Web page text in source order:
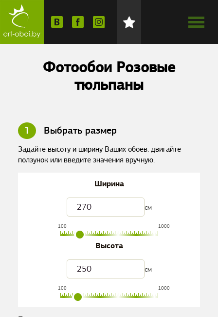
Фотообои Розовые
тюльпаны
1 Выбрать размер
Задайте высоту и ширину Ваших обоев: двигайте
ползунок или введите значения вручную.
Ширина
см
100 1000
Высота
см
100 1000